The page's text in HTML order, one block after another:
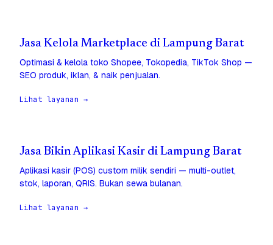
Jasa Kelola Marketplace di Lampung Barat
Optimasi & kelola toko Shopee, Tokopedia, TikTok Shop —
SEO produk, iklan, & naik penjualan.
Lihat layanan →
Jasa Bikin Aplikasi Kasir di Lampung Barat
Aplikasi kasir (POS) custom milik sendiri — multi-outlet,
stok, laporan, QRIS. Bukan sewa bulanan.
Lihat layanan →